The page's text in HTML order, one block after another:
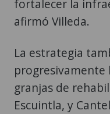
fortalecer la
afirmó Villeda.
La estrategia
progresivamente
granjas de
Escuintla, y